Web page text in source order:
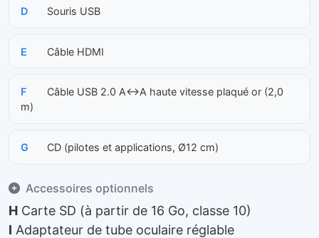
D Souris USB
E Câble HDMI
F
Câble USB 2.0 A↔A haute vitesse plaqué or (2,0
m)
G CD (pilotes et applications, Ø12 cm)
Accessoires optionnels
H Carte SD (à partir de 16 Go, classe 10)
I Adaptateur de tube oculaire réglable